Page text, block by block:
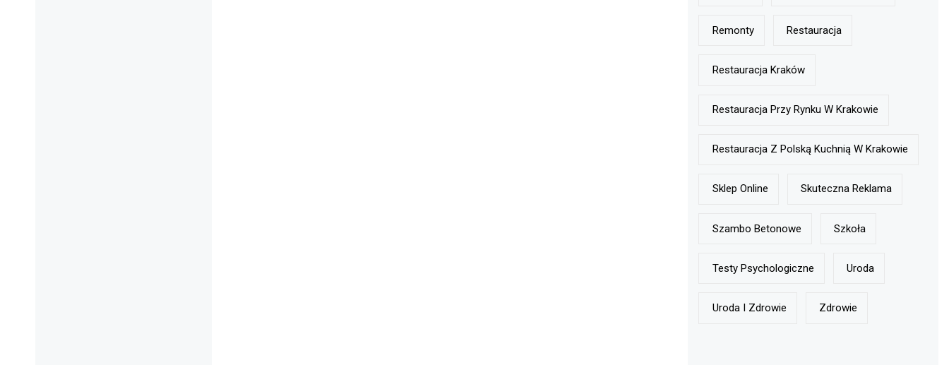
Remonty Restauracja
Restauracja Kraków
Restauracja Przy Rynku W Krakowie
Restauracja Z Polską Kuchnią W Krakowie
Sklep Online Skuteczna Reklama
Szambo Betonowe Szkoła
Testy Psychologiczne Uroda
Uroda I Zdrowie Zdrowie